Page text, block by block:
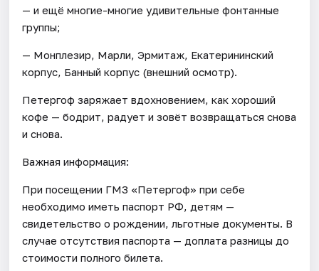
— и ещё многие-многие удивительные фонтанные
группы;
— Монплезир, Марли, Эрмитаж, Екатерининский
корпус, Банный корпус (внешний осмотр).
Петергоф заряжает вдохновением, как хороший
кофе — бодрит, радует и зовёт возвращаться снова
и снова.
Важная информация:
При посещении ГМЗ «Петергоф» при себе
необходимо иметь паспорт РФ, детям —
свидетельство о рождении, льготные документы. В
случае отсутствия паспорта — доплата разницы до
стоимости полного билета.